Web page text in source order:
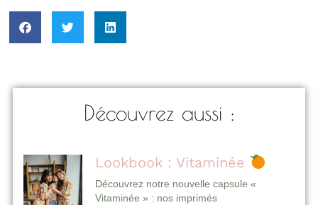
Découvrez aussi :
Lookbook : Vitaminée
Découvrez notre nouvelle capsule «
Vitaminée » : nos imprimés